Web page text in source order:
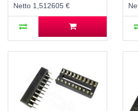
Netto 1,512605 €